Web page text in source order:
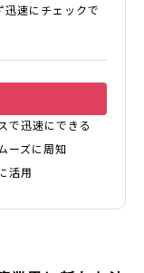
速にチェックで
で迅速にできる
ーズに周知
活用